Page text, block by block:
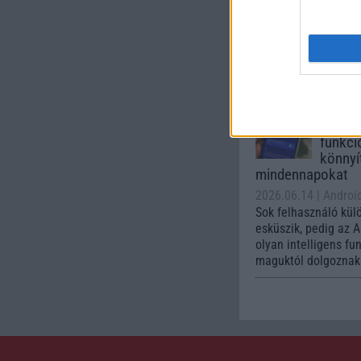
kezelőfelületet
csúcskategóriás
készülék számára
Az
mindennapokat
2026.06.14
|
Sok felhasználó
esküszik, pedig az
olyan intelligens
maguktól